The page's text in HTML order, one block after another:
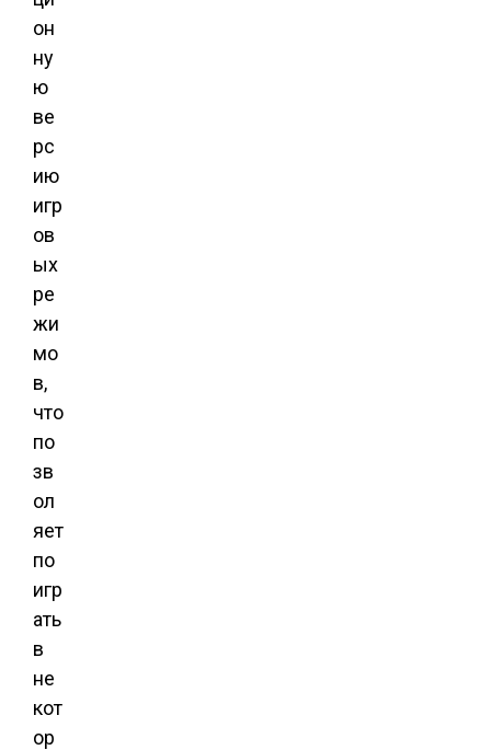
он
ну
ю
ве
рс
ию
игр
ов
ых
ре
жи
мо
в,
что
по
зв
ол
яет
по
игр
ать
в
не
кот
ор